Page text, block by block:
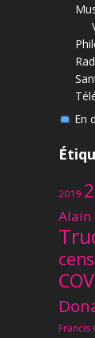
En
2019
Alain
Francis